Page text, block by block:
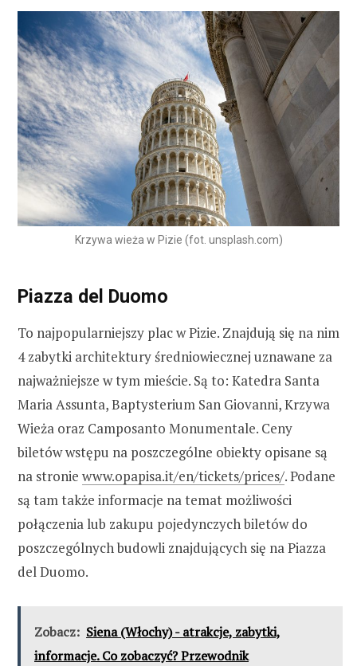
Krzywa wieża w Pizie (fot. unsplash.com)
Piazza del Duomo
To najpopularniejszy plac w Pizie. Znajdują się na nim
4 zabytki architektury średniowiecznej uznawane za
najważniejsze w tym mieście. Są to: Katedra Santa
Maria Assunta, Baptysterium San Giovanni, Krzywa
Wieża oraz Camposanto Monumentale. Ceny
biletów wstępu na poszczególne obiekty opisane są
na stronie www.opapisa.it/en/tickets/prices/. Podane
są tam także informacje na temat możliwości
połączenia lub zakupu pojedynczych biletów do
poszczególnych budowli znajdujących się na Piazza
del Duomo.
Zobacz: Siena (Włochy) - atrakcje, zabytki,
informacje. Co zobaczyć? Przewodnik